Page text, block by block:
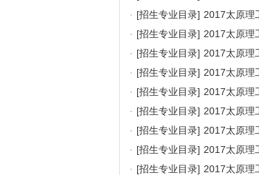
· [招生专业目录] 2017太原理
· [招生专业目录] 2017太原理
· [招生专业目录] 2017太原理
· [招生专业目录] 2017太原理
· [招生专业目录] 2017太原理
· [招生专业目录] 2017太原理
· [招生专业目录] 2017太原理
· [招生专业目录] 2017太原理
· [招生专业目录] 2017太原理